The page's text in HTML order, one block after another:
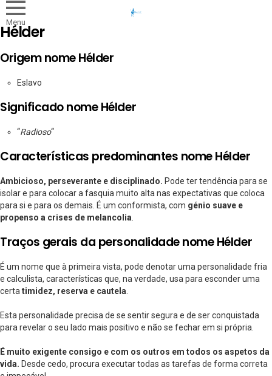
Menu
Hélder
Origem nome Hélder
Eslavo
Significado nome Hélder
“Radioso“
Características predominantes nome Hélder
Ambicioso, perseverante e disciplinado. Pode ter tendência para se
isolar e para colocar a fasquia muito alta nas expectativas que coloca
para si e para os demais. É um conformista, com génio suave e
propenso a crises de melancolia
Traços gerais da personalidade nome Hélder
É um nome que à primeira vista, pode denotar uma personalidade fria
e calculista, características que, na verdade, usa para esconder uma
certa timidez, reserva e cautela
Esta personalidade precisa de se sentir segura e de ser conquistada
para revelar o seu lado mais positivo e não se fechar em si própria.
É muito exigente consigo e com os outros em todos os aspetos da
vida. Desde cedo, procura executar todas as tarefas de forma correta